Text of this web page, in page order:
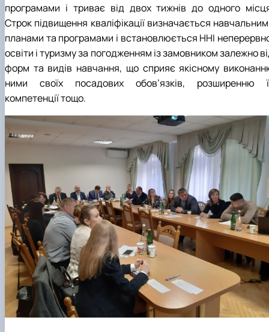
програмами і триває від двох тижнів до одного
Строк підвищення кваліфікації визначається
планами та програмами і встановлюється ННІ
освіти і туризму за погодженням із замовником залежно
форм та видів навчання, що сприяє якісному
ними своїх посадових обов’язків, розширенню
компетенції тощо.